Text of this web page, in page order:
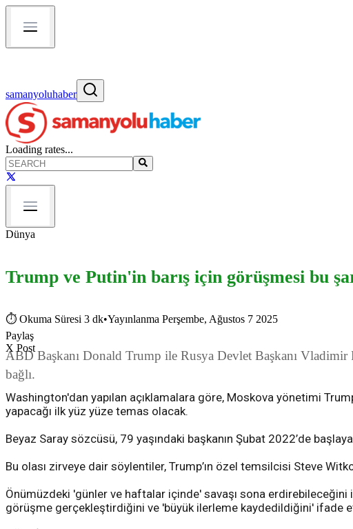
samanyoluhaber
Loading rates...
Dünya
Trump ve Putin'in barış için görüşmesi bu
⏱ Okuma Süresi 3 dk•Yayınlanma Perşembe, Ağustos 7 2025
Paylaş
X Post
ABD Başkanı Donald Trump ile Rusya Devlet Başkanı
bağlı.
Washington'dan yapılan açıklamalara göre, Moskova yönetimi
yapacağı ilk yüz yüze temas olacak.
Beyaz Saray sözcüsü, 79 yaşındaki başkanın Şubat 2022’de
Bu olası zirveye dair söylentiler, Trump’ın özel temsilcisi Steve
Önümüzdeki 'günler ve haftalar içinde' savaşı sona
görüşme gerçekleştirdiğini ve 'büyük ilerleme kaydedildiğini' ifade